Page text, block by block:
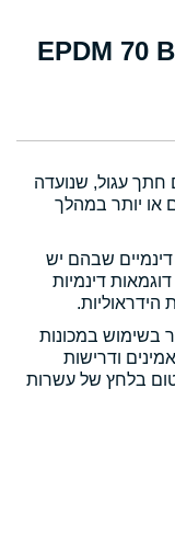
חתך עגול, שנועדה
או יותר במהלך
דינמיים שבהם יש
דינמיות
הידראוליות.
בשימוש במכונות
ודרישות
בלחץ של עשרות